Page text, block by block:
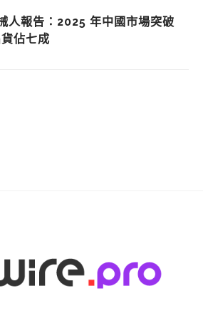
人報告：2025 年中國市場突破
佔七成